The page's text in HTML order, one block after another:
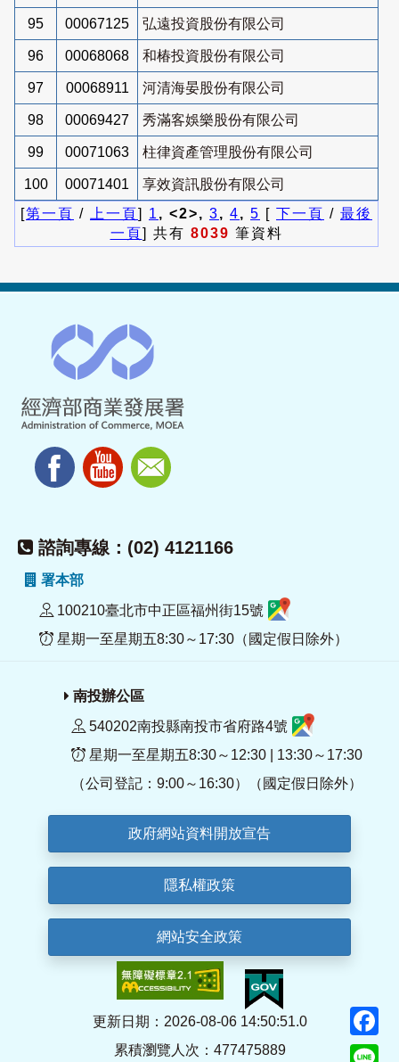
95 00067125 弘遠投資股份有限公司
96 00068068 和椿投資股份有限公司
97 00068911 河清海晏股份有限公司
98 00069427 秀滿客娛樂股份有限公司
99 00071063 柱律資產管理股份有限公司
100 00071401
享效資訊股份有限公司
[第一頁 / 上一頁] 1 , <2>, 3, 4, 5 [ 下一頁 / 最後
一頁] 共有 8039 筆資料
諮詢專線：(02) 4121166
署本部
100210臺北市中正區福州街15號
星期一至星期五8:30～17:30（國定假日除外）
南投辦公區
540202南投縣南投市省府路4號
星期一至星期五8:30～12:30 | 13:30～17:30
（公司登記：9:00～16:30）（國定假日除外）
政府網站資料開放宣告
隱私權政策
網站安全政策
更新日期：2026-08-06 14:50:51.0
累積瀏覽人次：477475889